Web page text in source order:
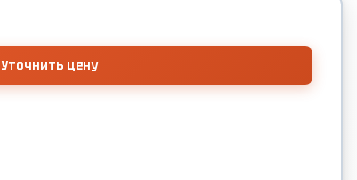
Уточнить цену